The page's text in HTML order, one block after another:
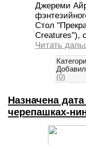
Джереми
Стол
Creatures"),
Читать
(0)
Назначена
черепашках-